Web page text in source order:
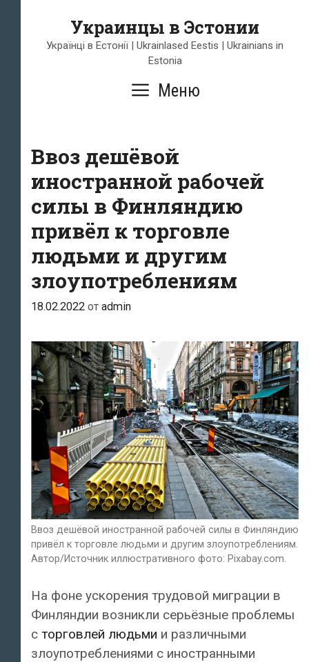
содержимому
Украинцы в Эстонии
Українці в Естонії | Ukrainlased Eestis | Ukrainians in
Estonia
Меню
Ввоз дешёвой
иностранной рабочей
силы в Финляндию
привёл к торговле
людьми и другим
злоупотреблениям
18.02.2022 от admin
Ввоз дешёвой иностранной рабочей силы в Финляндию
привёл к торговле людьми и другим злоупотреблениям.
Автор/Источник иллюстративного фото: Pixabay.com.
На фоне ускорения трудовой миграции в
Финляндии возникли серьёзные проблемы
с торговлей людьми и различными
злоупотреблениями с иностранными